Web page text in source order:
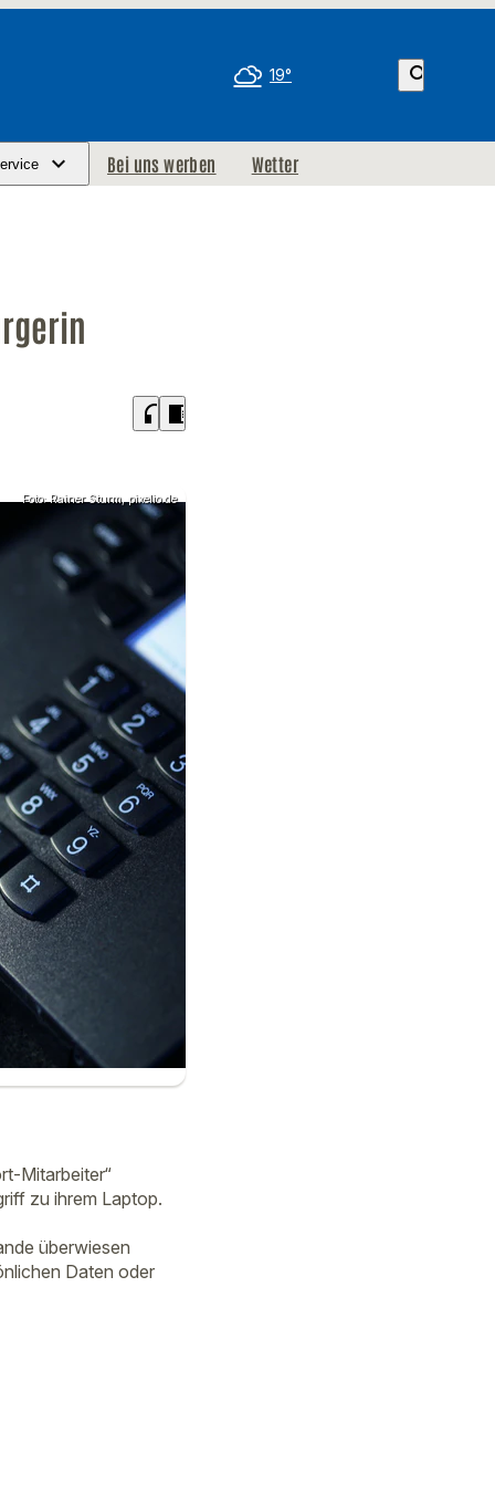
19° search
Bei uns werben Wetter
headphones chrome_reader_mode
Foto: Rainer Sturm, pixelio.de
Mitarbeiter“
zu ihrem Laptop.
überwiesen
Daten oder